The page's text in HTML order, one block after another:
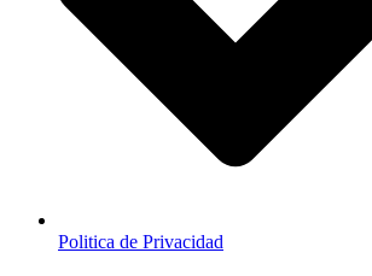
Politica de Privacidad